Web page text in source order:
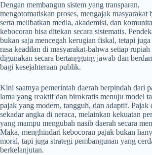
Dengan membangun sistem yang transparan,
mengotomatiskan proses, mengajak masyarakat
serta melibatkan media, akademisi, dan
kebocoran bisa ditekan secara sistematis.
bukan saja mencegah kerugian fiskal, tetapi
rasa keadilan di masyarakat-bahwa setiap rupiah
digunakan secara bertanggung jawab dan
bagi kesejahteraan publik.
Kini saatnya pemerintah daerah berpindah dari
lama yang reaktif dan birokratis menuju model
pajak yang modern, tangguh, dan adaptif. Pajak
sekadar angka di neraca, melainkan kekuatan
yang mampu mengubah nasib daerah secara
Maka, menghindari kebocoran pajak bukan
moral, tapi juga strategi pembangunan yang
berkelanjutan.